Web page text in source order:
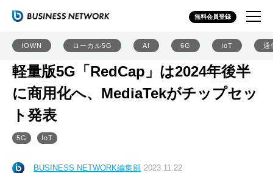
無料会員登録
IOWN ローカル5G AI 6G IoT 通
軽量版5G「RedCap」は2024年後半
に商用化へ、MediaTekがチップセッ
ト発表
5G IoT
BUSINESS NETWORK編集部 2023.11.22